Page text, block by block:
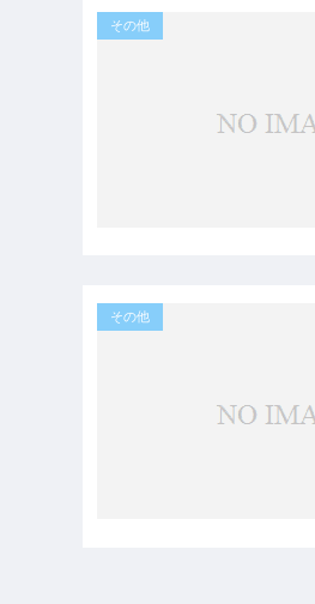
その他
その他